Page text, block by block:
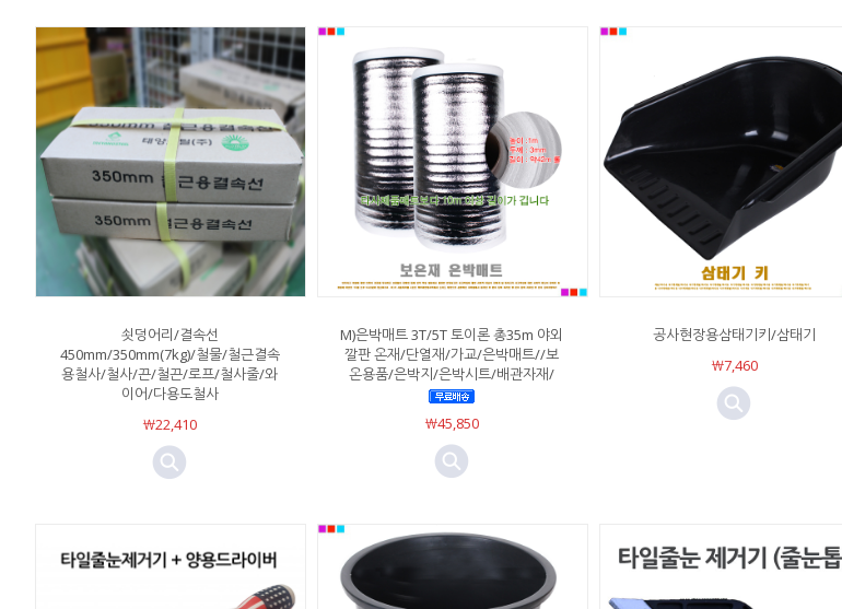
쇳덩어리/결속선
450mm/350mm(7kg)/철물/철근결속
용철사/철사/끈/철끈/로프/철사줄/와
이어/다용도철사
￦22,410
M)은박매트 3T/5T 토이론 총35m 야외
깔판 온재/단열재/가교/은박매트//보
온용품/은박지/은박시트/배관자재/
￦45,850
공사현장용삼태기키/삼태기
￦7,460